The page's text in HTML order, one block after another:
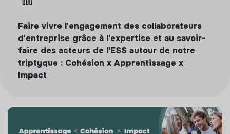
Faire vivre l'engagement des collaborateurs
d'entreprise grâce à l'expertise et au savoir-
faire des acteurs de l'ESS autour de notre
triptyque : Cohésion x Apprentissage x
Impact